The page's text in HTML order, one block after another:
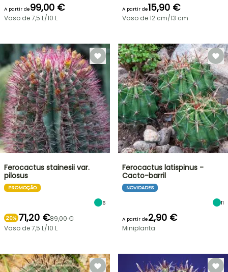
A partir de99,00 €
Vaso de 7,5 L/10 L
A partir de15,90 €
Vaso de 12 cm/13 cm
Ferocactus stainesii var.
pilosus
PROMOÇÃO
6
20% 71,20 €89,00 €
Vaso de 7,5 L/10 L
Ferocactus latispinus -
Cacto-barril
NOVIDADES
11
A partir de2,90 €
Miniplanta